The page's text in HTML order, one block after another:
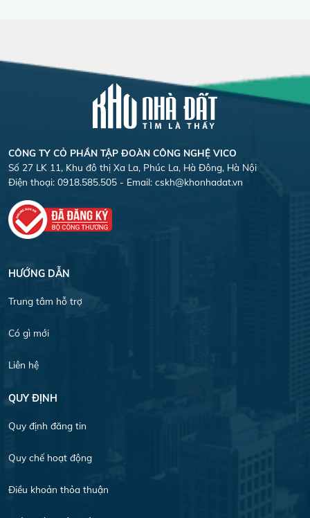
CÔNG TY CỎ PHẦN TẬP ĐOÀN CÔNG NGHỆ VICO
Số 27 LK 11, Khu đô thị Xa La, Phúc La, Hà Đông, Hà Nội
Điện thoại: 0918.585.505 - Email: cskh@khonhadat.vn
HƯỚNG DẪN
Trung tâm hỗ trợ
Có gì mới
Liên hệ
QUY ĐỊNH
Quy định đăng tin
Quy chế hoạt động
Điều khoản thỏa thuận